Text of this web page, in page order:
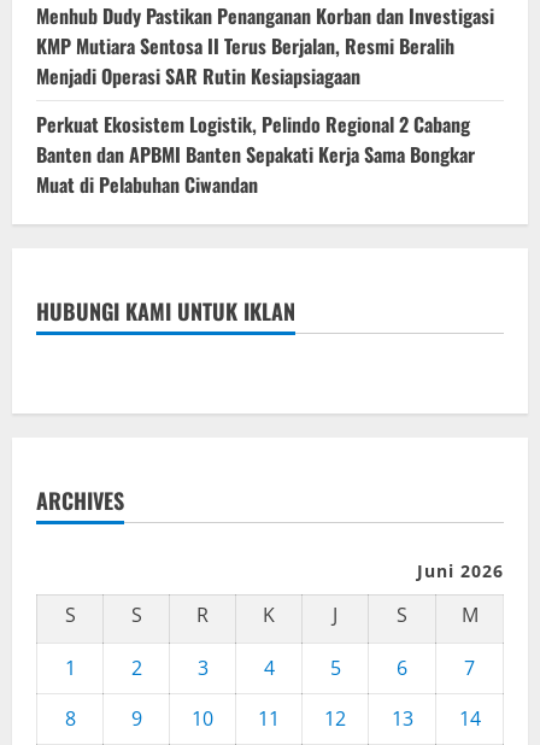
Menhub Dudy Pastikan Penanganan Korban dan Investigasi
KMP Mutiara Sentosa II Terus Berjalan, Resmi Beralih
Menjadi Operasi SAR Rutin Kesiapsiagaan
Perkuat Ekosistem Logistik, Pelindo Regional 2 Cabang
Banten dan APBMI Banten Sepakati Kerja Sama Bongkar
Muat di Pelabuhan Ciwandan
HUBUNGI KAMI UNTUK IKLAN
ARCHIVES
Juni 2026
S S R K J S
M
1
2 3 4 5 6
7
8
9 10 11 12 13
14